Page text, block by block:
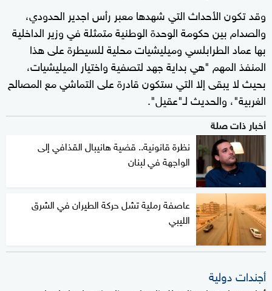
وقد تكون الأحداث التي شهدها معبر رأس اجدير الحدودي،
والصدام بين حكومة الوحدة الوطنية متمثلة في وزير الداخلية
بها عماد الطرابلسي وميليشيات محلية للسيطرة على هذا
المنفذ المهم "هي بداية جهد لتصفية واختيار الميليشيات،
بحيث لا يبقى إلا التي ستكون قادرة على التماشي مع المصالح
الغربية"، والحديث لـ"عقيل".
أخبار ذات صلة
نظرة قانونية.. قضية هانيبال القذافي إلى
الواجهة في لبنان
عاصفة رملية تشل حركة الطيران في الشرق
الليبي
أجندات دولية